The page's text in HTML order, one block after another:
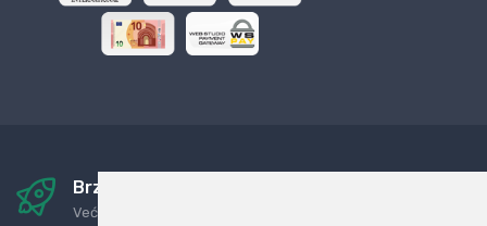
Brza i sigurna dostava
Već za nekoliko dana kod vas